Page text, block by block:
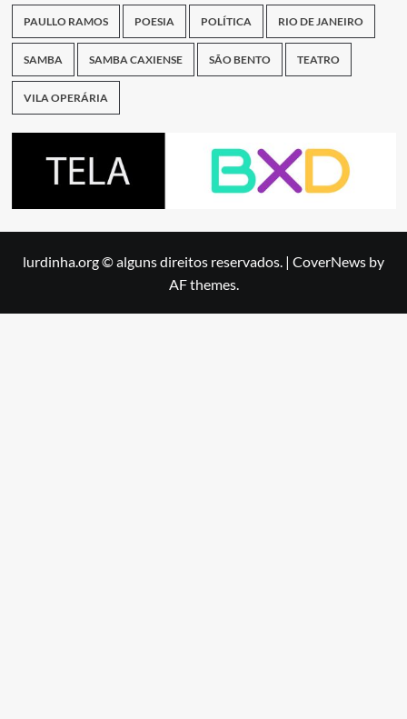
PAULLO RAMOS POESIA POLÍTICA RIO DE JANEIRO
SAMBA SAMBA CAXIENSE SÃO BENTO TEATRO
VILA OPERÁRIA
lurdinha.org © alguns direitos reservados. | CoverNews by
AF themes.